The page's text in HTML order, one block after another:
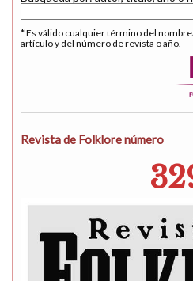
* Es válido cualquier término del
artículo y del número de revista o año.
Revista de Folklore número